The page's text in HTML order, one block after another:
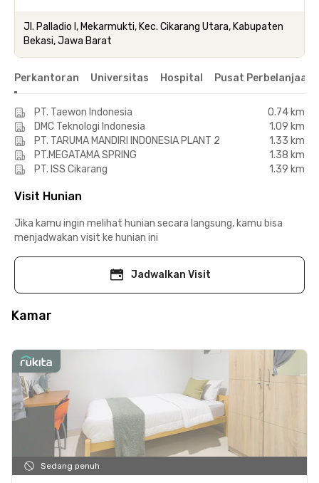
Jl. Palladio I, Mekarmukti, Kec. Cikarang Utara, Kabupaten
Bekasi, Jawa Barat
Perkantoran Universitas Hospital Pusat Perbelanjaan
PT. Taewon Indonesia
0.74 km
DMC Teknologi Indonesia
1.09 km
PT. TARUMA MANDIRI INDONESIA PLANT 2
1.33 km
PT.MEGATAMA SPRING
1.38 km
PT. ISS Cikarang
1.39 km
Visit Hunian
Jika kamu ingin melihat hunian secara langsung, kamu bisa
menjadwakan visit ke hunian ini
Jadwalkan Visit
Kamar
Sedang penuh